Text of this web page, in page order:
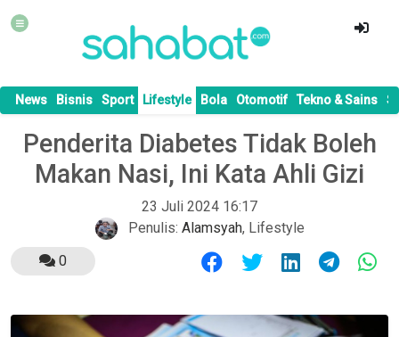
News Bisnis Sport Lifestyle Bola Otomotif Tekno & Sains
Penderita Diabetes Tidak Boleh
Makan Nasi, Ini Kata Ahli Gizi
23 Juli 2024 16:17
Penulis: Alamsyah, Lifestyle
0